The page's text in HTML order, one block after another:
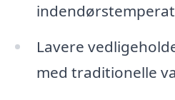
Lavere
med traditionelle